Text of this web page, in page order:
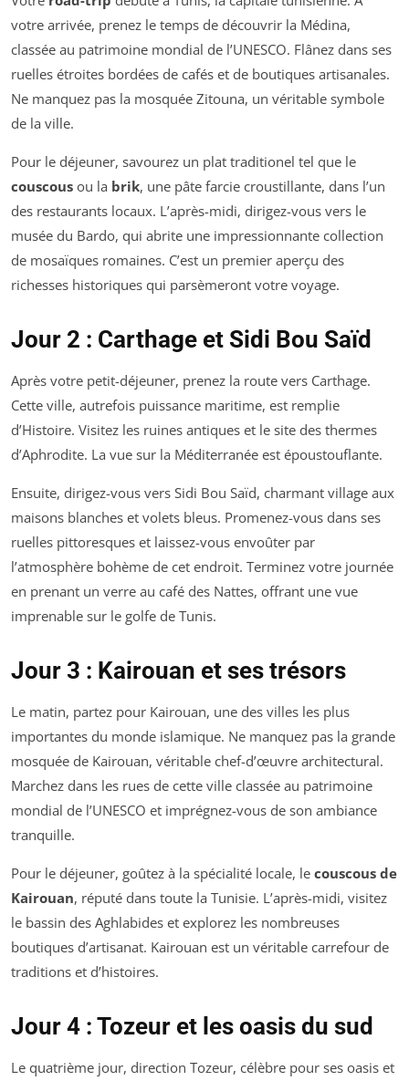
votre arrivée, prenez le temps de découvrir la Médina,
classée au patrimoine mondial de l’UNESCO. Flânez dans ses
ruelles étroites bordées de cafés et de boutiques artisanales.
Ne manquez pas la mosquée Zitouna, un véritable symbole
de la ville.
Pour le déjeuner, savourez un plat traditionel tel que le
couscous ou la brik, une pâte farcie croustillante, dans l’un
des restaurants locaux. L’après-midi, dirigez-vous vers le
musée du Bardo, qui abrite une impressionnante collection
de mosaïques romaines. C’est un premier aperçu des
richesses historiques qui parsèmeront votre voyage.
Jour 2 : Carthage et Sidi Bou Saïd
Après votre petit-déjeuner, prenez la route vers Carthage.
Cette ville, autrefois puissance maritime, est remplie
d’Histoire. Visitez les ruines antiques et le site des thermes
d’Aphrodite. La vue sur la Méditerranée est époustouflante.
Ensuite, dirigez-vous vers Sidi Bou Saïd, charmant village aux
maisons blanches et volets bleus. Promenez-vous dans ses
ruelles pittoresques et laissez-vous envoûter par
l’atmosphère bohème de cet endroit. Terminez votre journée
en prenant un verre au café des Nattes, offrant une vue
imprenable sur le golfe de Tunis.
Jour 3 : Kairouan et ses trésors
Le matin, partez pour Kairouan, une des villes les plus
importantes du monde islamique. Ne manquez pas la grande
mosquée de Kairouan, véritable chef-d’œuvre architectural.
Marchez dans les rues de cette ville classée au patrimoine
mondial de l’UNESCO et imprégnez-vous de son ambiance
tranquille.
Pour le déjeuner, goûtez à la spécialité locale, le couscous de
Kairouan, réputé dans toute la Tunisie. L’après-midi, visitez
le bassin des Aghlabides et explorez les nombreuses
boutiques d’artisanat. Kairouan est un véritable carrefour de
traditions et d’histoires.
Jour 4 : Tozeur et les oasis du sud
Le quatrième jour, direction Tozeur, célèbre pour ses oasis et